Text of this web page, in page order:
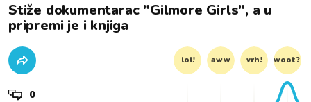
Stiže dokumentarac "Gilmore Girls", a u
pripremi je i knjiga
lol! aww vrh! woot?!
0